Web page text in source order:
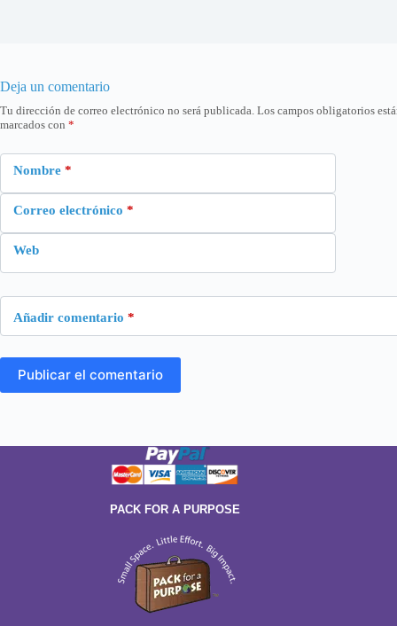
Deja un comentario
Tu dirección de correo electrónico no será publicada. Los campos obligatorios
marcados con *
Nombre *
Correo electrónico *
Web
Añadir comentario *
Publicar el comentario
PACK FOR A PURPOSE